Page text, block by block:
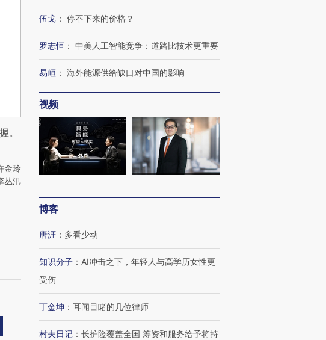
。
金玲
丛汛
伍戈 ： 停不下来的价格？
罗志恒 ： 中美人工智能竞争：道路比技术更重要
易峘 ： 海外能源供给缺口对中国的影响
视频
博客
唐涯 ： 多看少动
知识分子 ： AI冲击之下，年轻人与高学历女性更
受伤
丁金坤 ： 耳闻目睹的几位律师
村夫日记 ： 长护险覆盖全国 筹资和服务给予将持